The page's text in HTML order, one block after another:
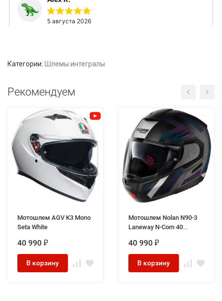
Категории: Шлемы интегралы
Рекомендуем
Мотошлем AGV K3 Mono
Seta White
40 990 ₽
В корзину
Мотошлем Nolan N90-3
Laneway N-Com 40
40 990 ₽
В корзину